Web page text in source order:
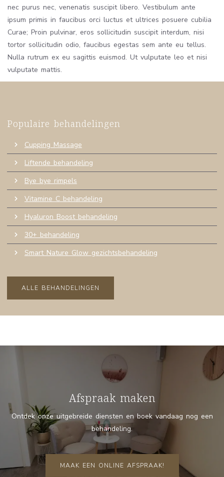
nec purus nec, venenatis suscipit libero. Vestibulum ante
ipsum primis in faucibus orci luctus et ultrices posuere cubilia
Curae; Proin pulvinar, eros sollicitudin suscipit interdum, nisi
tortor sollicitudin odio, faucibus egestas sem ante eu tellus.
Nulla rutrum ex eu sagittis euismod. Ut vulputate leo et nisi
vulputate mattis.
Populaire behandelingen
Cupping Massage
Liftende behandeling
Bye bye rimpels
Vitamine C behandeling
Hyaluron Boost behandeling
30+ behandeling
Smart Nature Glow gezichtsbehandeling
ALLE BEHANDELINGEN
Afspraak maken
Ontdek onze uitgebreide diensten en boek vandaag nog een
behandeling.
MAAK EEN ONLINE AFSPRAAK!